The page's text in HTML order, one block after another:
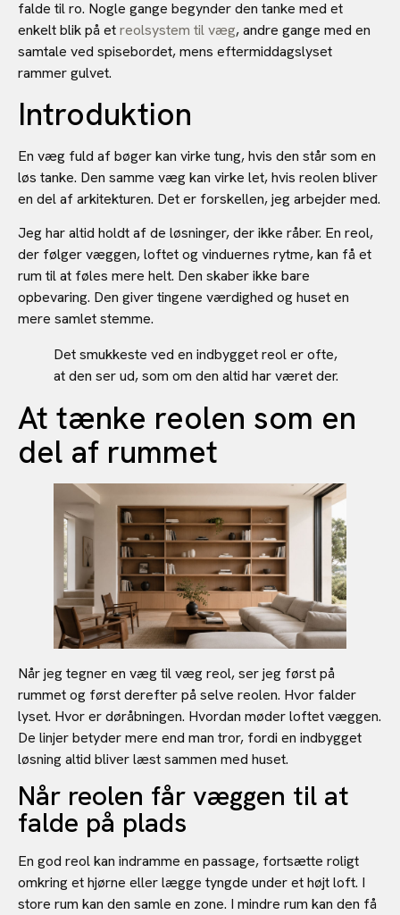
falde til ro. Nogle gange begynder den tanke med et
enkelt blik på etreolsystem til væg, andre gange med en
samtale ved spisebordet, mens eftermiddagslyset
rammer gulvet.
Introduktion
En væg fuld af bøger kan virke tung, hvis den står som en
løs tanke. Den samme væg kan virke let, hvis reolen bliver
en del af arkitekturen. Det er forskellen, jeg arbejder med.
Jeg har altid holdt af de løsninger, der ikke råber. En reol,
der følger væggen, loftet og vinduernes rytme, kan få et
rum til at føles mere helt. Den skaber ikke bare
opbevaring. Den giver tingene værdighed og huset en
mere samlet stemme.
Det smukkeste ved en indbygget reol er ofte,
at den ser ud, som om den altid har været der.
At tænke reolen som en
del af rummet
Når jeg tegner en væg til væg reol, ser jeg først på
rummet og først derefter på selve reolen. Hvor falder
lyset. Hvor er døråbningen. Hvordan møder loftet væggen.
De linjer betyder mere end man tror, fordi en indbygget
løsning altid bliver læst sammen med huset.
Når reolen får væggen til at
falde på plads
En god reol kan indramme en passage, fortsætte roligt
omkring et hjørne eller lægge tyngde under et højt loft. I
store rum kan den samle en zone. I mindre rum kan den få